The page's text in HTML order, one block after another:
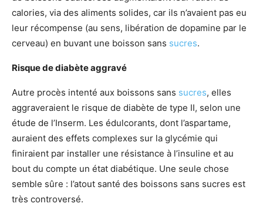
calories, via des aliments solides, car ils n’avaient pas eu
leur récompense (au sens, libération de dopamine par le
cerveau) en buvant une boisson sans sucres.
Risque de diabète aggravé
Autre procès intenté aux boissons sans sucres, elles
aggraveraient le risque de diabète de type II, selon une
étude de l’Inserm. Les édulcorants, dont l’aspartame,
auraient des effets complexes sur la glycémie qui
finiraient par installer une résistance à l’insuline et au
bout du compte un état diabétique. Une seule chose
semble sûre : l’atout santé des boissons sans sucres est
très controversé.